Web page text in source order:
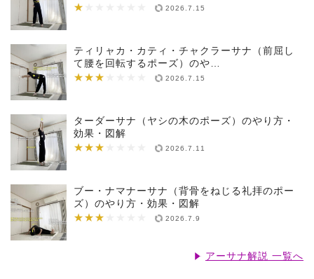
★
★★★★★★★ 2026.7.15
ティリャカ・カティ・チャクラーサナ（前屈し
て腰を回転するポーズ）のや…
★★★
★★★★★★★ 2026.7.15
ターダーサナ（ヤシの木のポーズ）のやり方・
効果・図解
★★★
★★★★★★★ 2026.7.11
ブー・ナマナーサナ（背骨をねじる礼拝のポー
ズ）のやり方・効果・図解
★★★
★★★★★★★ 2026.7.9
アーサナ解説 一覧へ